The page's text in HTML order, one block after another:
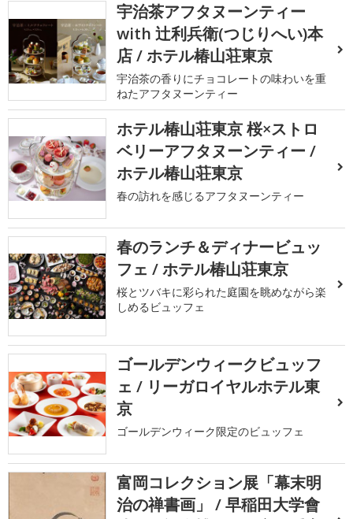
宇治茶アフタヌーンティー
with 辻利兵衛(つじりへい)本
店 / ホテル椿山荘東京
宇治茶の香りにチョコレートの味わいを重
ねたアフタヌーンティー
ホテル椿山荘東京 桜×ストロ
ベリーアフタヌーンティー /
ホテル椿山荘東京
春の訪れを感じるアフタヌーンティー
春のランチ＆ディナービュッ
フェ / ホテル椿山荘東京
桜とツバキに彩られた庭園を眺めながら楽
しめるビュッフェ
ゴールデンウィークビュッフ
ェ / リーガロイヤルホテル東
京
ゴールデンウィーク限定のビュッフェ
富岡コレクション展「幕末明
治の禅書画」 / 早稲田大学會